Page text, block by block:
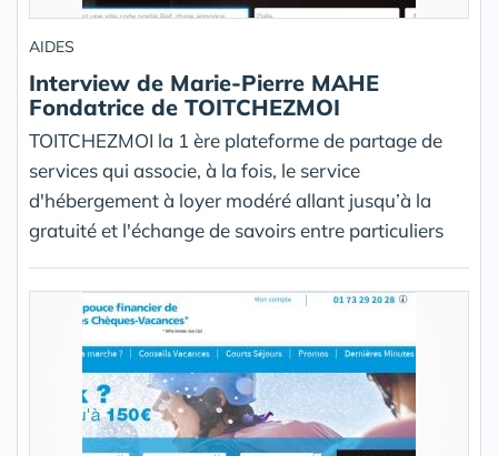
AIDES
Interview de Marie-Pierre MAHE
Fondatrice de TOITCHEZMOI
TOITCHEZMOI la 1 ère plateforme de partage de
services qui associe, à la fois, le service
d'hébergement à loyer modéré allant jusqu’à la
gratuité et l'échange de savoirs entre particuliers